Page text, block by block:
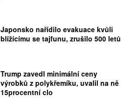
Japonsko nařídilo evakuace kvůli
blížícímu se tajfunu, zrušilo 500 letů
Trump zavedl minimální ceny
výrobků z polykřemíku, uvalil na ně
15procentní clo